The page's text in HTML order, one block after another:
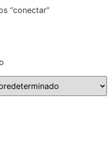
“conectar”